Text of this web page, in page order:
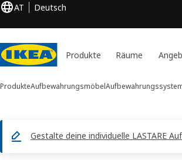
AT Deutsch
Produkte Räume
ProdukteAufbewahrungsmöbel
Gestalte deine individuelle LASTARE